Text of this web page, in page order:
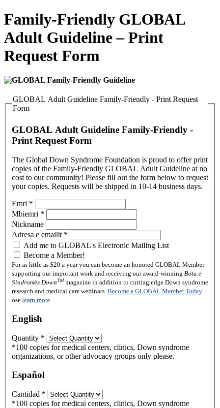
Family-Friendly GLOBAL
Adult Guideline – Print
Request Form
GLOBAL Adult Guideline Family-Friendly - Print Request
Form
GLOBAL Adult Guideline Family-Friendly -
Print Request Form
The Global Down Syndrome Foundation is proud to offer print
copies of the Family-Friendly GLOBAL Adult Guideline at no
cost to our community! Please fill out the form below to request
your copies. Requests will be shipped in 10-14 business days.
Emri *
Mbiemri *
Nickname
Adresa e emailit *
Add me to GLOBAL's Electronic Mailing List
Become a Member!
For as little as $20 a year you can become an honored GLOBAL Member
supporting our important work and receiving our award-winning Bota e
Sindromës DownTM magazine in addition to cutting edge Down syndrome
research and medical care webinars. Become a GLOBAL Member Today
ose learn more.
English
Quantity *
*100 copies for medical centers, clinics, Down syndrome
organizations, or other advocacy groups only please.
Español
Cantidad *
*100 copies for medical centers, clinics, Down syndrome